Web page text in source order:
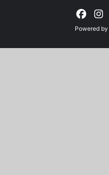
Powered by